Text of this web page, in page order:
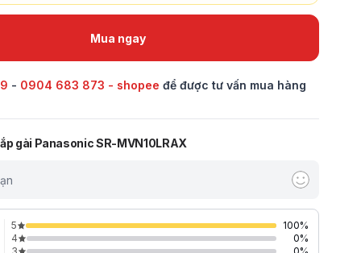
Mua ngay
- 0904 683 873 - shopee để được tư vấn mua hàng
gài Panasonic SR-MVN10LRAX
5 100%
4
0%